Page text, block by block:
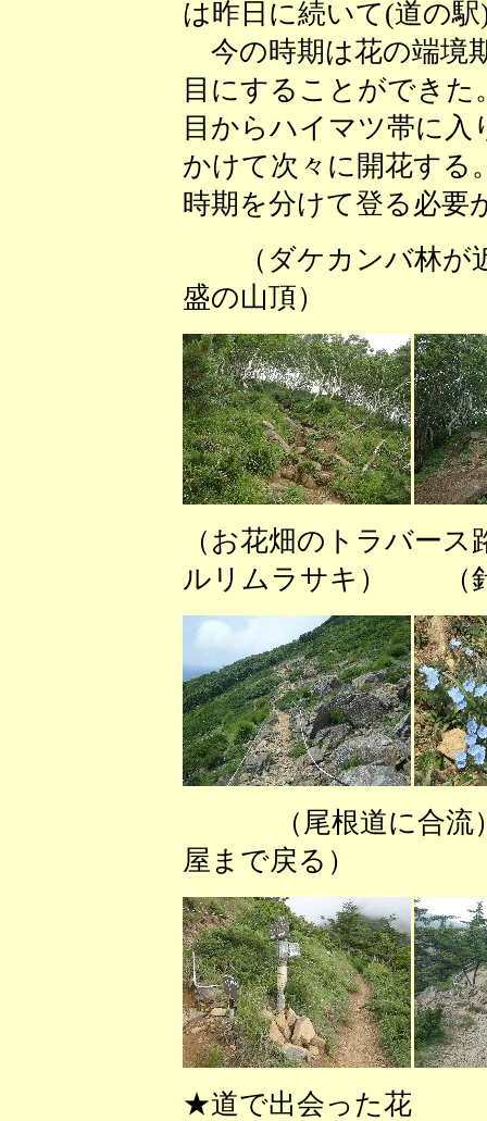
は昨日に続いて(道の
今の時期は花の端境
目にすることができた
目からハイマツ帯に入
かけて次々に開花する
時期を分けて登る必要
（ダケカンバ
盛の山頂） （
（お花畑のトラバー
ルリムラサキ） （針
（尾根道に
屋まで戻る）
★道で出会った花